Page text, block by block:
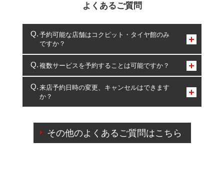
よくあるご質問
予約可能な店舗はコクピット・タイヤ館のみ
ですか？
コクピット・タイヤ館のみとなります。
複数サービスを予約することは可能ですか？
複数サービスのご予約は可能です。
一部の商品・サービスの組み合わせに限り、同時にご予約が
出来ないものもございます。
来店予約日時の変更、キャンセルはできます
か？
ご来店予約日の3営業日前を過ぎている場合のご予約
の日時変更につきましては、直接ご予約の店舗まで
その他のよくあるご質問はこちら